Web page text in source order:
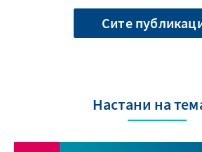
Сите
Настани на